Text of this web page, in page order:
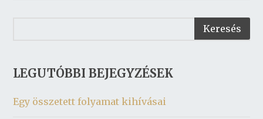
LEGUTÓBBI BEJEGYZÉSEK
Egy összetett folyamat kihívásai